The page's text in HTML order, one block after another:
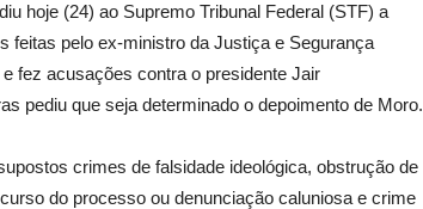
hoje (24) ao Supremo Tribunal Federal (STF) a
feitas pelo ex-ministro da Justiça e Segurança
fez acusações contra o presidente Jair
pediu que seja determinado o depoimento de Moro.
crimes de falsidade ideológica, obstrução de
do processo ou denunciação caluniosa e crime